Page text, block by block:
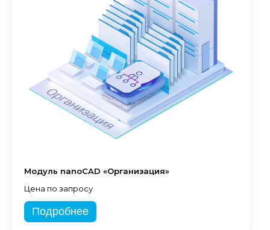
Модуль nanoCAD «Организация»
Цена по запросу
Подробнее